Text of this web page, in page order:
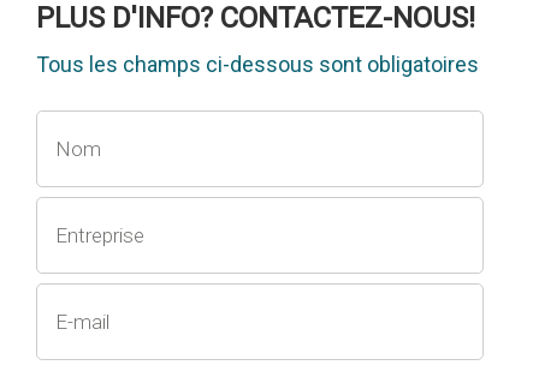
PLUS D'INFO? CONTACTEZ-NOUS!
Tous les champs ci-dessous sont obligatoires